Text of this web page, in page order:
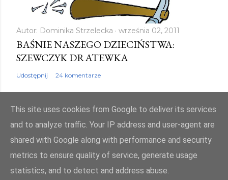
Autor: Dominika Strzelecka września 02, 2011
BAŚNIE NASZEGO DZIECIŃSTWA:
SZEWCZYK DRATEWKA
Udostępnij 24 komentarze
Obsługiwane przez usługę Blogger
Autor obrazów motywu:Mae Burke
© bajkowyzakatek.eu 2010 - 2024. Wszelkie prawa zastrzeżone
This site uses cookies from Google to deliver its services
and to analyze traffic. Your IP address and user-agent are
shared with Google along with performance and security
metrics to ensure quality of service, generate usage
statistics, and to detect and address abuse.